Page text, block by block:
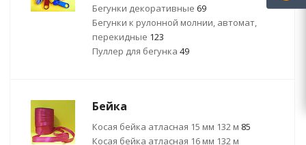
Бегунки декоративные 69
Бегунки к рулонной молнии, автомат,
перекидные 123
Пуллер для бегунка 49
Бейка
Косая бейка атласная 15 мм 132 м 85
Косая бейка атласная 16 мм 132 м